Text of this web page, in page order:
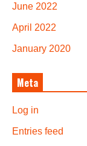
June 2022
April 2022
January 2020
Meta
Log in
Entries feed